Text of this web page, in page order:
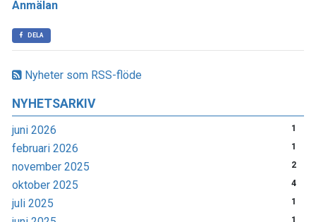
Nyheter som RSS-flöde
NYHETSARKIV
juni 2026 1
februari 2026 1
november 2025 2
oktober 2025 4
juli 2025 1
Anmälan
DELA